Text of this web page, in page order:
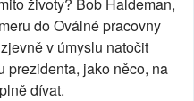
životy? Bob Haldeman,
do Oválné pracovny
v úmyslu natočit
prezidenta, jako něco, na
dívat.